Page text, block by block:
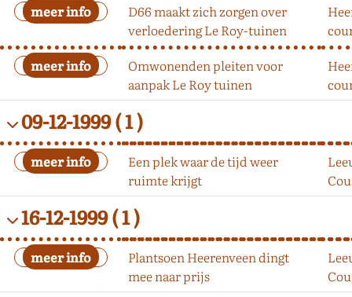
D66 maakt zich zorgen over
verloedering Le Roy-tuinen
Omwonenden pleiten voor
aanpak Le Roy tuinen
09-12-1999( 1 )
Een plek waar de tijd weer
ruimte krijgt
16-12-1999( 1 )
Plantsoen Heerenveen dingt
mee naar prijs